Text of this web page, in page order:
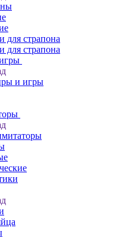
для страпона
для страпона
и игры